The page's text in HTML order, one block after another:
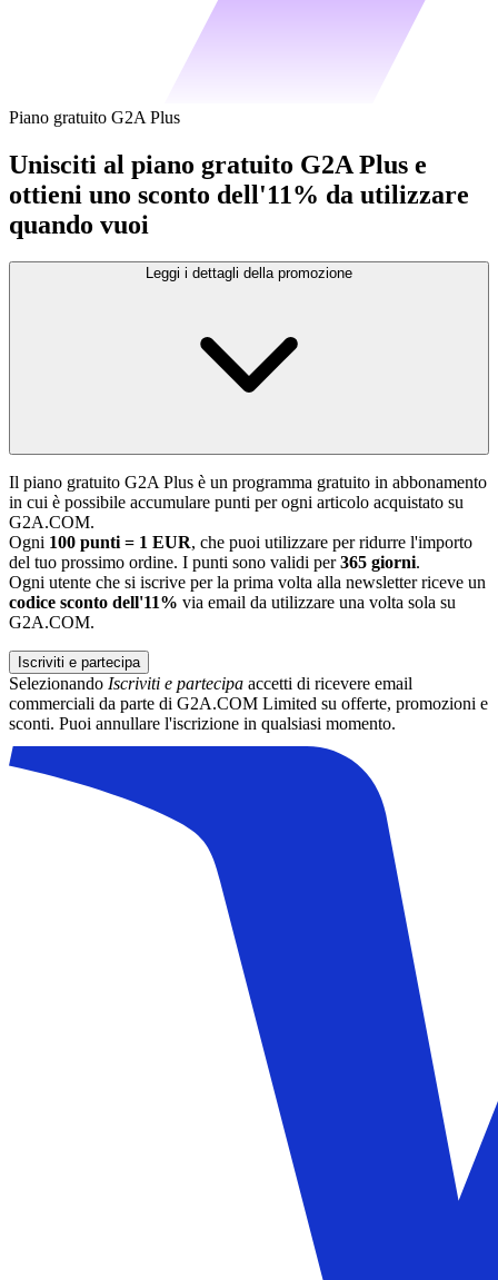
Piano gratuito G2A Plus
Unisciti al piano gratuito G2A Plus e
ottieni uno sconto dell'11% da utilizzare
quando vuoi
Leggi i dettagli della promozione
Il piano gratuito G2A Plus è un programma gratuito in abbonamento
in cui è possibile accumulare punti per ogni articolo acquistato su
G2A.COM.
Ogni 100 punti = 1 EUR, che puoi utilizzare per ridurre l'importo
del tuo prossimo ordine. I punti sono validi per365 giorni.
Ogni utente che si iscrive per la prima volta alla newsletter riceve un
codice sconto dell'11% via email da utilizzare una volta sola su
G2A.COM.
Iscriviti e partecipa
Selezionando Iscriviti e partecipa accetti di ricevere email
commerciali da parte di G2A.COM Limited su offerte, promozioni e
sconti. Puoi annullare l'iscrizione in qualsiasi momento.